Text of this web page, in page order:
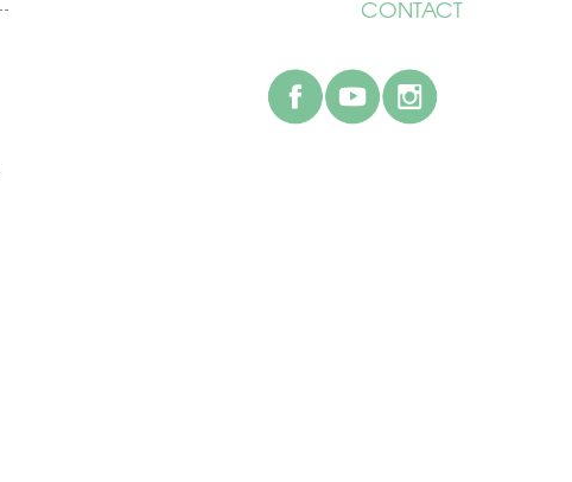
CONTACT
facebook